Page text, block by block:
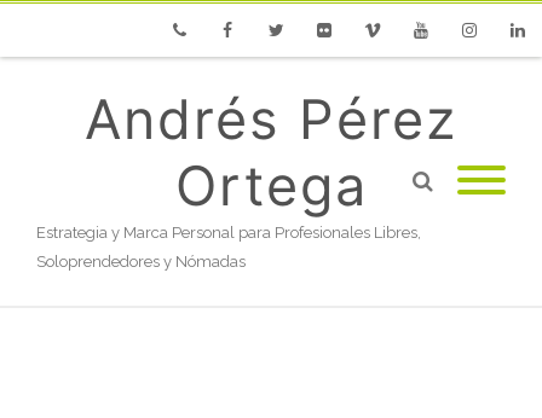
Andrés Pérez
Ortega
Estrategia y Marca Personal para Profesionales Libres,
Soloprendedores y Nómadas